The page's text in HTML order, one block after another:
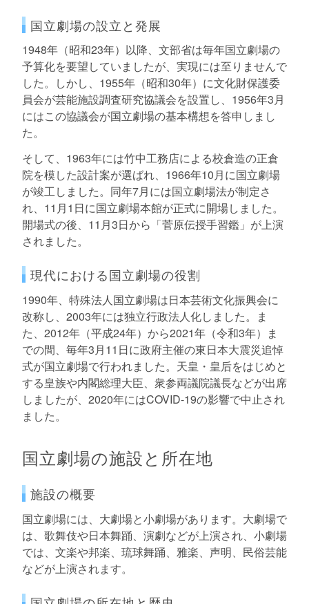
国立劇場の設立と発展
1948年（昭和23年）以降、文部省は毎年国立劇場の
予算化を要望していましたが、実現には至りませんで
した。しかし、1955年（昭和30年）に文化財保護委
員会が芸能施設調査研究協議会を設置し、1956年3月
にはこの協議会が国立劇場の基本構想を答申しまし
た。
そして、1963年には竹中工務店による校倉造の正倉
院を模した設計案が選ばれ、1966年10月に国立劇場
が竣工しました。同年7月には国立劇場法が制定さ
れ、11月1日に国立劇場本館が正式に開場しました。
開場式の後、11月3日から「菅原伝授手習鑑」が上演
されました。
現代における国立劇場の役割
1990年、特殊法人国立劇場は日本芸術文化振興会に
改称し、2003年には独立行政法人化しました。ま
た、2012年（平成24年）から2021年（令和3年）ま
での間、毎年3月11日に政府主催の東日本大震災追悼
式が国立劇場で行われました。天皇・皇后をはじめと
する皇族や内閣総理大臣、衆参両議院議長などが出席
しましたが、2020年にはCOVID-19の影響で中止され
ました。
国立劇場の施設と所在地
施設の概要
国立劇場には、大劇場と小劇場があります。大劇場で
は、歌舞伎や日本舞踊、演劇などが上演され、小劇場
では、文楽や邦楽、琉球舞踊、雅楽、声明、民俗芸能
などが上演されます。